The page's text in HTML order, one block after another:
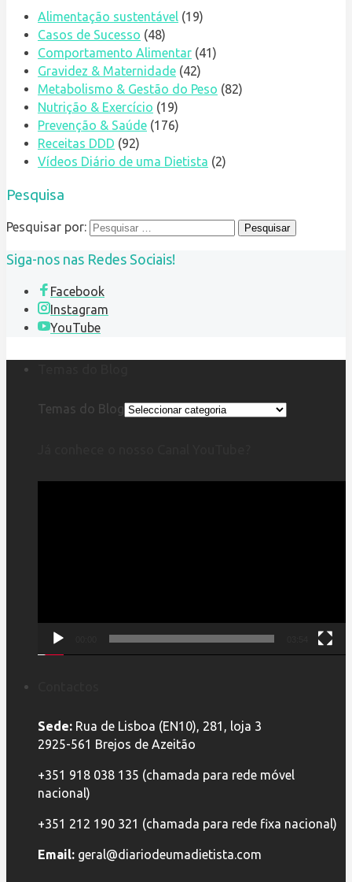
Alimentação sustentável (19)
Casos de Sucesso (48)
Comportamento Alimentar (41)
Gravidez & Maternidade (42)
Metabolismo & Gestão do Peso (82)
Nutrição & Exercício (19)
Prevenção & Saúde (176)
Receitas DDD (92)
Vídeos Diário de uma Dietista (2)
Pesquisa
Pesquisar por:
Siga-nos nas Redes Sociais!
Facebook
Instagram
YouTube
Temas do Blog
Sede: Rua de Lisboa (EN10), 281, loja 3
2925-561 Brejos de Azeitão
+351 918 038 135 (chamada para rede móvel
nacional)
+351 212 190 321 (chamada para rede fixa nacional)
Email: geral@diariodeumadietista.com